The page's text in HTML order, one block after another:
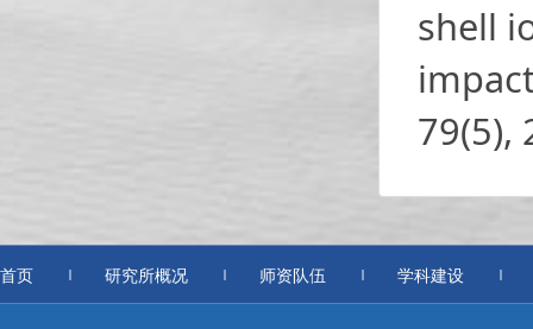
shell
79(5),
首页 研究所概况 师资队伍 学科建设